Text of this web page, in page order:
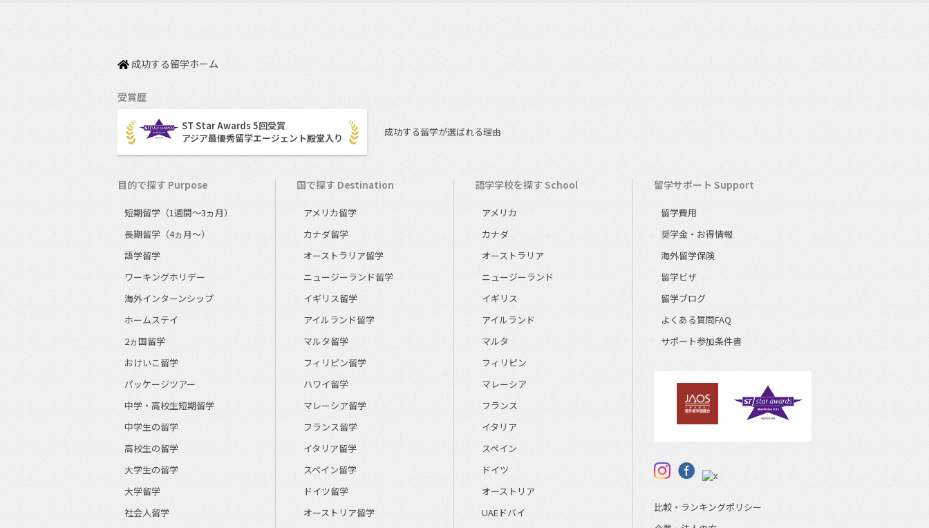
成功する留学ホーム
受賞歴
ST Star Awards 5回受賞
アジア最優秀留学エージェント殿堂入り
成功する留学が選ばれる理由
目的で探す Purpose
短期留学（1週間～3ヵ月）
長期留学（4ヵ月～）
語学留学
ワーキングホリデー
海外インターンシップ
ホームステイ
2ヵ国留学
おけいこ留学
パッケージツアー
中学・高校生短期留学
中学生の留学
高校生の留学
大学生の留学
大学留学
社会人留学
国で探す Destination
アメリカ留学
カナダ留学
オーストラリア留学
ニュージーランド留学
イギリス留学
アイルランド留学
マルタ留学
フィリピン留学
ハワイ留学
マレーシア留学
フランス留学
イタリア留学
スペイン留学
ドイツ留学
オーストリア留学
語学学校を探す School
アメリカ
カナダ
オーストラリア
ニュージーランド
イギリス
アイルランド
マルタ
フィリピン
マレーシア
フランス
イタリア
スペイン
ドイツ
オーストリア
UAEドバイ
留学サポート Support
留学費用
奨学金・お得情報
海外留学保険
留学ビザ
留学ブログ
よくある質問FAQ
サポート参加条件書
比較・ランキングポリシー